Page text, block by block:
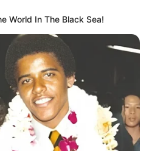
World In The Black Sea!